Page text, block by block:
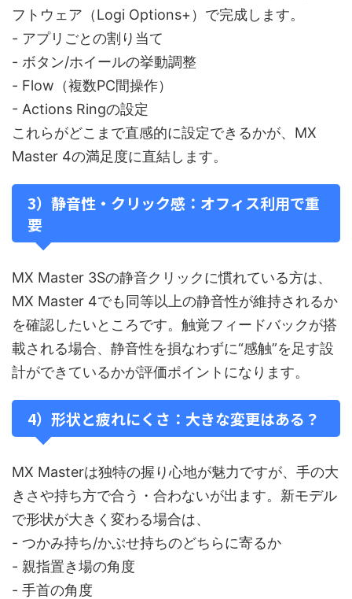
フトウェア（Logi Options+）で完成します。
- アプリごとの割り当て
- ボタン/ホイールの挙動調整
- Flow（複数PC間操作）
- Actions Ringの設定
これらがどこまで直感的に設定できるかが、MX
Master 4の満足度に直結します。
3）静音性・クリック感：オフィス利用で重
要
MX Master 3Sの静音クリックに慣れている方は、
MX Master 4でも同等以上の静音性が維持されるか
を確認したいところです。触覚フィードバックが搭
載される場合、静音性を損なわずに“感触”を足す設
計ができているかが評価ポイントになります。
4）形状と疲れにくさ：大きな変更はある？
MX Masterは独特の握り心地が魅力ですが、手の大
きさや持ち方で合う・合わないが出ます。新モデル
で形状が大きく変わる場合は、
- つかみ持ち/かぶせ持ちのどちらに寄るか
- 親指置き場の角度
- 手首の角度